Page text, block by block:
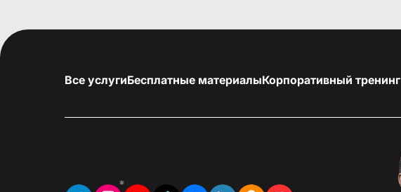
Все услугиБесплатные материалыКорпоративный тренинг
*